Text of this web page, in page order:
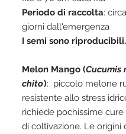
Periodo di raccolta:
giorni dall'emergenza
I semi sono riproducibili.
Melon Mango (Cucumis
chito): piccolo melone
resistente allo stress
richiede pochissime
di coltivazione. Le origini